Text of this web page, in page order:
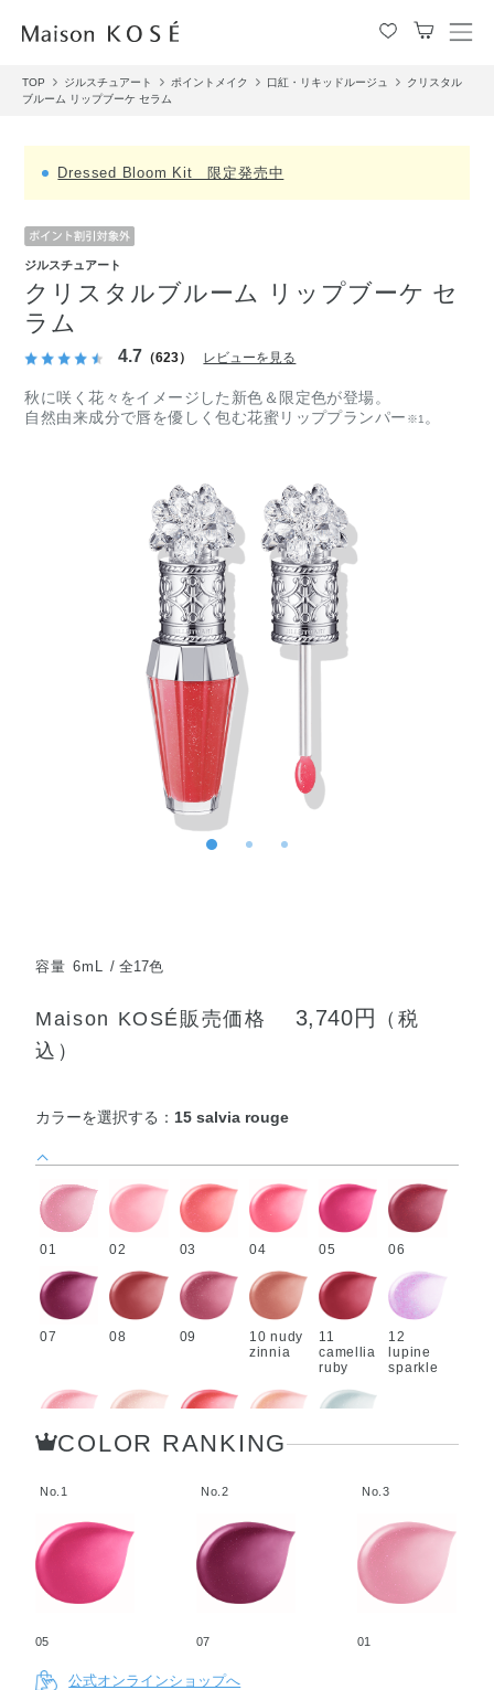
メ
ュ
す
TOP ジルスチュアート ポイントメイク 口紅・リキッドルージュ
クリスタル
ブルーム リップブーケ セラム
Dressed Bloom Kit 限定発売中
ジルスチュアート
クリスタルブルーム リップブーケ セ
ラム
4.7 （623） レビューを見る
秋に咲く花々をイメージした新色＆限定色が登場。
自然由来成分で唇を優しく包む花蜜リッププランパー ※1 。
容量 6mL 全17色
Maison KOSÉ販売価格 3,740円
（税
込）
カラーを選択する： 15 salvia rouge
01 02 03 04 05 06
07 08 09
10 nudy
zinnia
11
camellia
ruby
12
lupine
sparkle
13
cosmos
14
15
rouge
114
leucocor
COLOR RANKING
No.1
05
No.2
07
No.3
01
公式オンラインショップへ